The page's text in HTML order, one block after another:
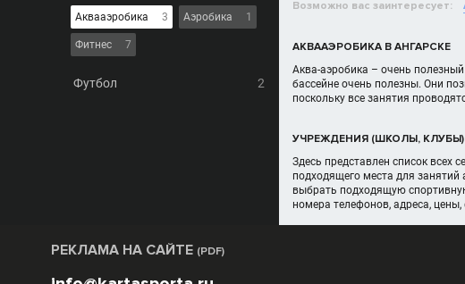
Аквааэробика 3 Аэробика 1
Фитнес 7
Футбол 2
Возможно вас заинтересует:
АКВААЭРОБИКА В АНГАРСКЕ
Аква-аэробика – очень
бассейне очень полезны. Они
поскольку все занятия
УЧРЕЖДЕНИЯ (ШКОЛЫ, КЛУБЫ)
Здесь представлен список всех
подходящего места для
выбрать подходящую
номера телефонов, адреса,
РЕКЛАМА НА САЙТЕ (PDF)